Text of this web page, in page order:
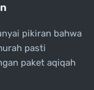
pikiran bahwa
pasti
paket aqiqah